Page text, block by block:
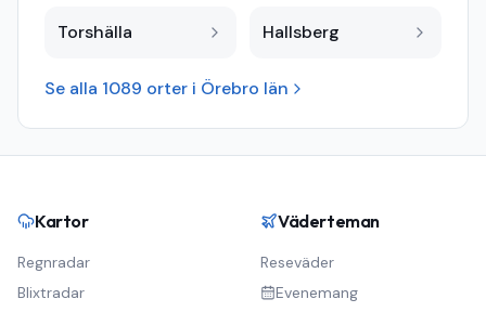
Torshälla Hallsberg
Se alla 1089 orter i Örebro län
Kartor
Regnradar
Blixtradar
Väderteman
Reseväder
Evenemang